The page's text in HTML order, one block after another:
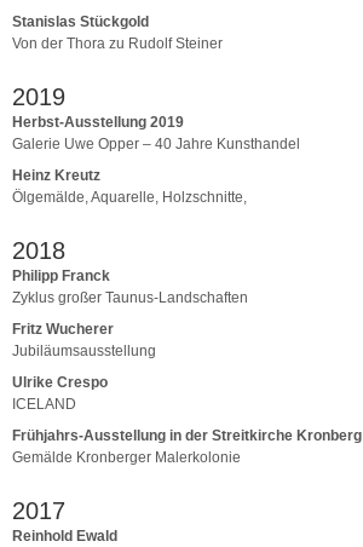
Stanislas Stückgold
Von der Thora zu Rudolf Steiner
2019
Herbst-Ausstellung 2019
Galerie Uwe Opper – 40 Jahre Kunsthandel
Heinz Kreutz
Ölgemälde, Aquarelle, Holzschnitte,
2018
Philipp Franck
Zyklus großer Taunus-Landschaften
Fritz Wucherer
Jubiläumsausstellung
Ulrike Crespo
ICELAND
Frühjahrs-Ausstellung in der Streitkirche Kronberg
Gemälde Kronberger Malerkolonie
2017
Reinhold Ewald